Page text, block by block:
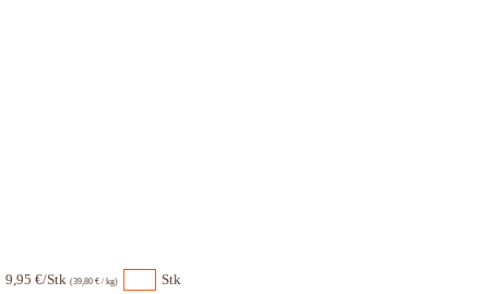
9,95 €/Stk (39,80 € / kg) Stk